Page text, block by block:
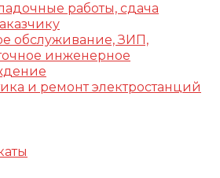
работы, сдача
обслуживание, ЗИП,
инженерное
и ремонт электростанций